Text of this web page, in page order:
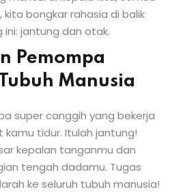
kita bongkar rahasia di balik
jantung dan otak.
Pemompa
Manusia
super canggih yang bekerja
tidur. Itulah jantung!
kepalan tanganmu dan
tengah dadamu. Tugas
ke seluruh tubuh manusia!